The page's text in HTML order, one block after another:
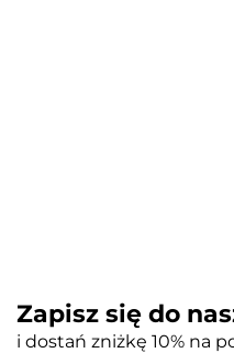
Zapisz się do
i dostań zniżkę 10% na